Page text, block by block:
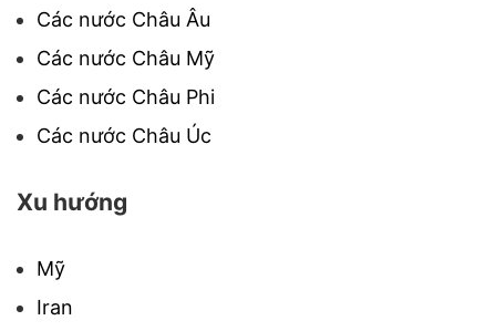
Các nước Châu Âu
Các nước Châu Mỹ
Các nước Châu Phi
Các nước Châu Úc
Xu hướng
Mỹ
Iran